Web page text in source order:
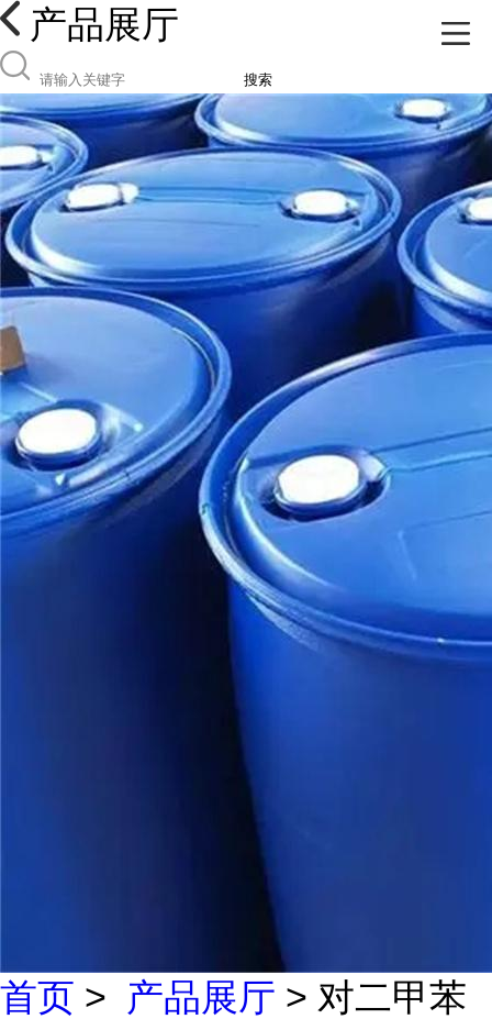
产品展厅
搜索
首页 > 产品展厅 > 对二甲苯